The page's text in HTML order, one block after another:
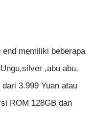
memiliki beberapa
,abu abu,
3.999 Yuan atau
ROM 128GB dan